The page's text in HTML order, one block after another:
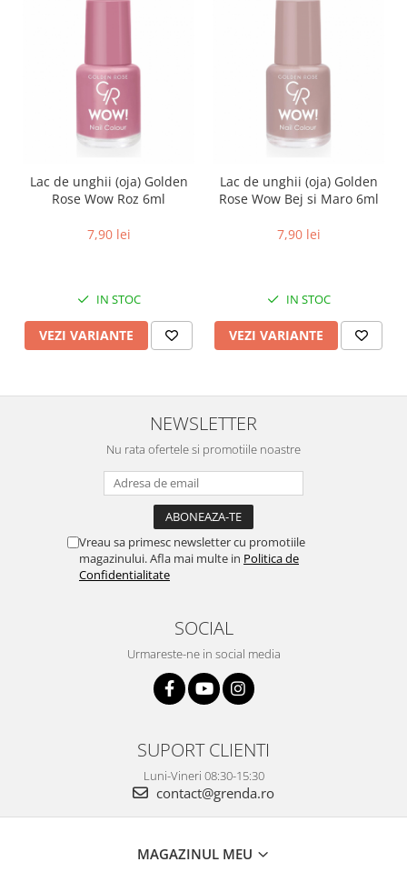
Lac de unghii (oja) Golden
Rose Wow Roz 6ml
7,90 lei
IN STOC
VEZI VARIANTE
Lac de unghii (oja) Golden
Rose Wow Bej si Maro 6ml
7,90 lei
IN STOC
VEZI VARIANTE
NEWSLETTER
Nu rata ofertele si promotiile noastre
Vreau sa primesc newsletter cu promotiile
magazinului. Afla mai multe in Politica de
Confidentialitate
SOCIAL
Urmareste-ne in social media
SUPORT CLIENTI
Luni-Vineri 08:30-15:30
contact@grenda.ro
MAGAZINUL MEU